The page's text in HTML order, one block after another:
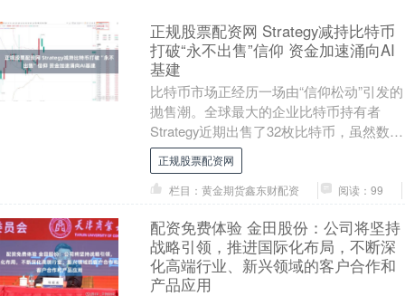
正规股票配资网 Strategy减持比特币
打破“永不出售”信仰 资金加速涌向AI
基建
比特币市场正经历一场由“信仰松动”引发的
抛售潮。全球最大的企业比特币持有者
Strategy近期出售了32枚比特币，虽然数量
微不足道，却因打破其长期坚持的“只买
不....
正规股票配资网
栏目：黄金期货鑫东财配资
阅读：99
配资免费体验 金田股份：公司将坚持
战略引领，推进国际化布局，不断深
化高端行业、新兴领域的客户合作和
产品应用